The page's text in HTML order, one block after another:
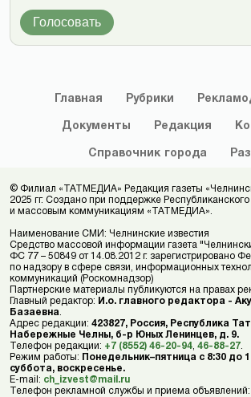
Голосовать
Главная Рубрики
Документы Редакция
Справочник города
© Филиал «ТАТМЕДИА» Редакция газеты
2025 гг. Создано при поддержке Республиканского
и массовым коммуникациям «ТАТМЕДИА».
Наименование СМИ: Челнинские известия
Средство массовой информации газета
ФС 77 – 50849 от 14.08.2012 г. зарегистрировано
по надзору в сфере связи, информационных
коммуникаций (Роскомнадзор)
Партнерские материалы публикуются на правах
Главный редактор: И.о. главного редактора -
Базаевна
Адрес редакции: 423827, Россия, Республика
Набережные Челны, б-р Юных Ленинцев, д. 9.
Телефон редакции: +7 (8552) 46-20-94 46-88-27
Режим работы: Понедельник–пятница с 8:30 до
суббота, воскресенье.
E-mail: ch_izvest@mail.ru
Телефон рекламной службы и приема объявлений: